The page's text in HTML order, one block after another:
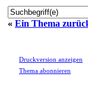
« Ein Thema
Druckversion anzeigen
Thema abonnieren